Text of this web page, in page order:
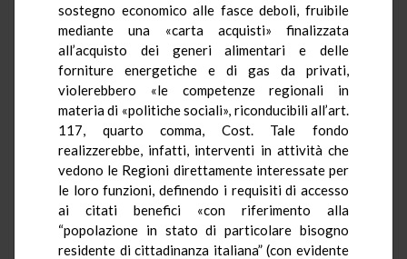
sostegno economico alle fasce deboli, fruibile
mediante una «carta acquisti» finalizzata
all’acquisto dei generi alimentari e delle
forniture energetiche e di gas da privati,
violerebbero «le competenze regionali in
materia di «politiche sociali», riconducibili all’art.
117, quarto comma, Cost. Tale fondo
realizzerebbe, infatti, interventi in attività che
vedono le Regioni direttamente interessate per
le loro funzioni, definendo i requisiti di accesso
ai citati benefici «con riferimento alla
“popolazione in stato di particolare bisogno
residente di cittadinanza italiana” (con evidente